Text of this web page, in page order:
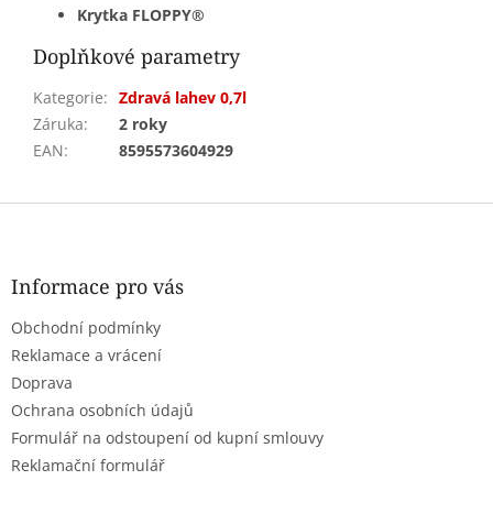
Krytka FLOPPY®
Doplňkové parametry
Kategorie: Zdravá lahev 0,7l
Záruka:
2 roky
EAN: 8595573604929
Z
Informace pro vás
Obchodní podmínky
Reklamace a vrácení
Doprava
Ochrana osobních údajů
Formulář na odstoupení od kupní smlouvy
Reklamační formulář